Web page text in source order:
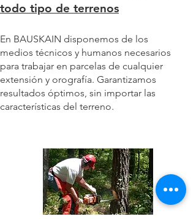
todo tipo de terrenos
En BAUSKAIN disponemos de los
medios técnicos y humanos necesarios
para trabajar en parcelas de cualquier
extensión y orografía. Garantizamos
resultados óptimos, sin importar las
características del terreno.